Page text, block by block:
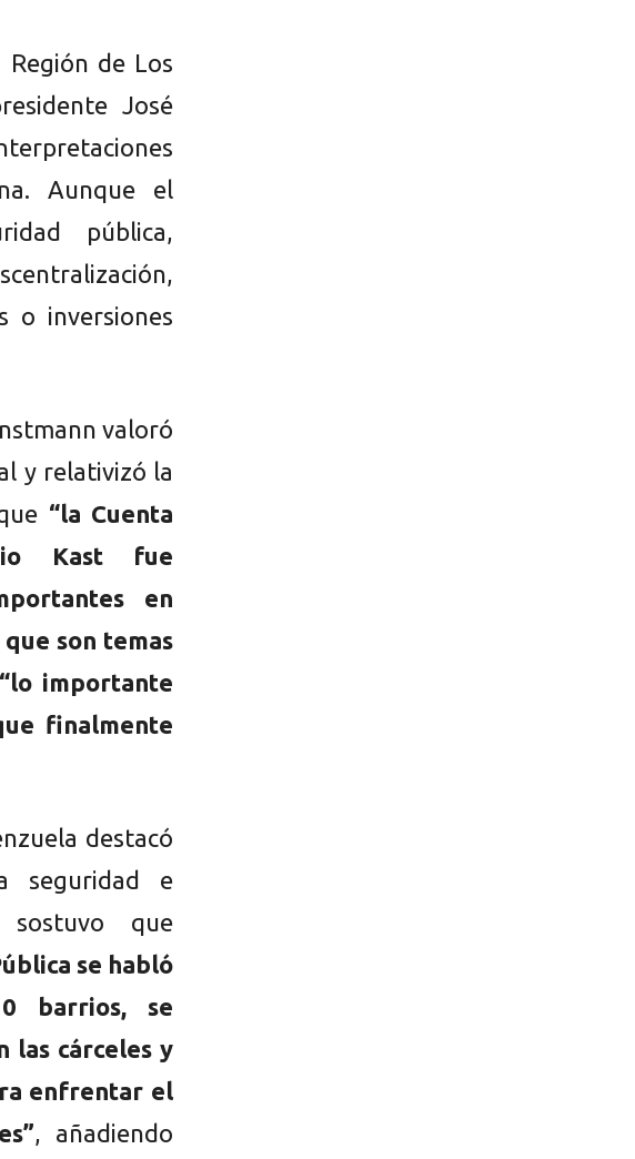
Región de Los
José
Aunque el
pública,
o inversiones
valoró
y relativizó la
“la Cuenta
Kast fue
en
son temas
“lo importante
finalmente
destacó
seguridad e
sostuvo que
se habló
barrios, se
las cárceles y
enfrentar el
, añadiendo